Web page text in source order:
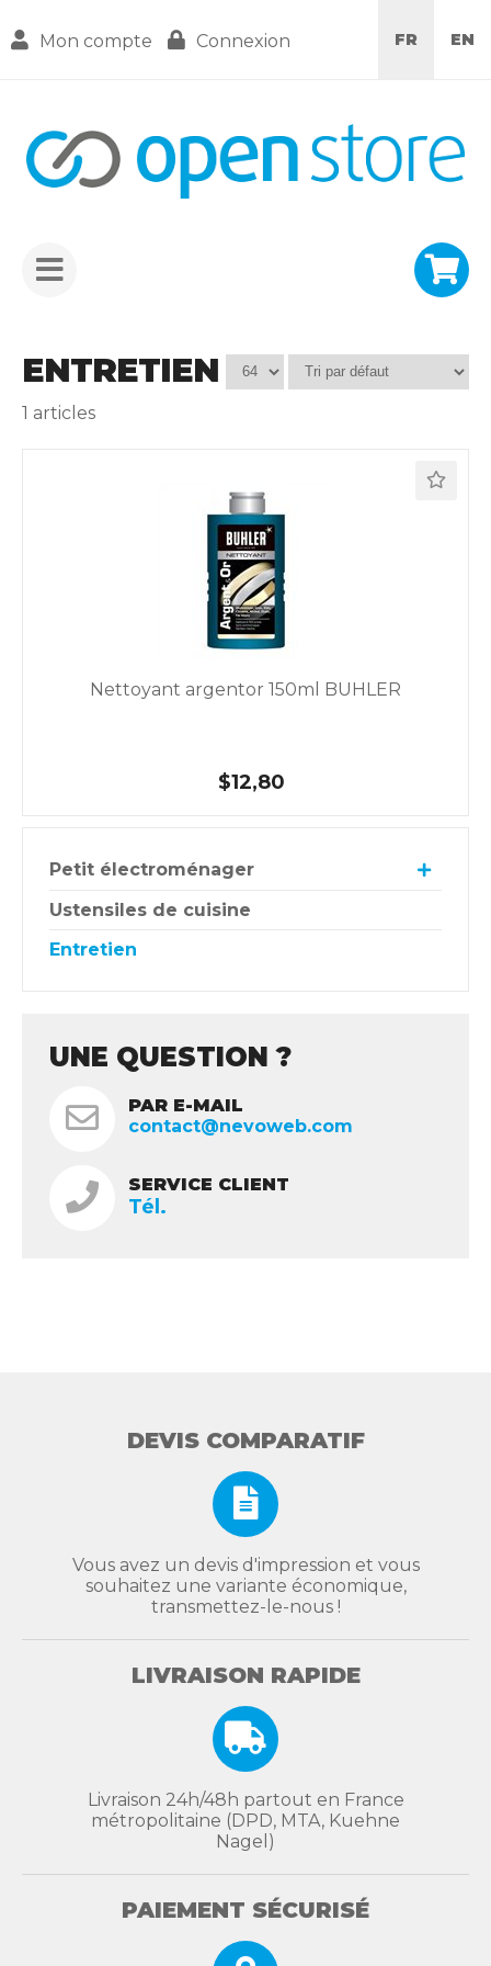
FR EN
Mon compte Connexion
ENTRETIEN
1 articles
Nettoyant argentor 150ml BUHLER
$12,80
Petit électroménager
Ustensiles de cuisine
Entretien
UNE QUESTION ?
PAR E-MAIL
contact@nevoweb.com
SERVICE CLIENT
Tél.
DEVIS COMPARATIF
Vous avez un devis d'impression et vous
souhaitez une variante économique,
transmettez-le-nous !
LIVRAISON RAPIDE
Livraison 24h/48h partout en France
métropolitaine (DPD, MTA, Kuehne
Nagel)
PAIEMENT SÉCURISÉ